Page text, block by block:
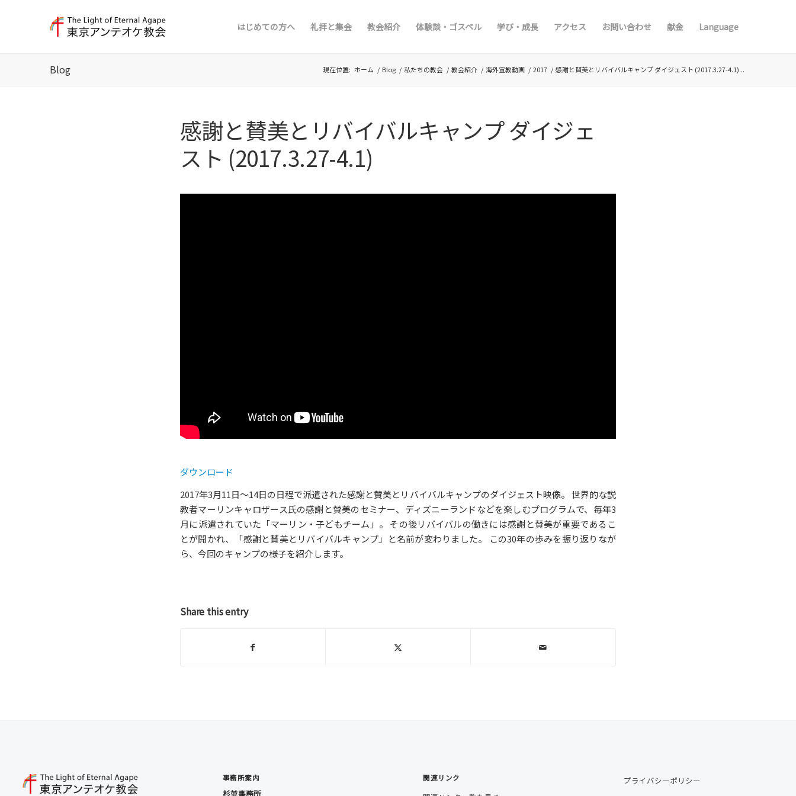
はじめての方へ 礼拝と集会 教会紹介 体験談・ゴスペル 学び・成長 アクセス お問い合わせ 献金 Language
Blog 現在位置: ホーム / Blog / 私たちの教会 / 教会紹介 / 海外宣教動画 / 2017 / 感謝と賛美とリバイバルキャンプ ダイジェスト (2017.3.27-4.1)...
感謝と賛美とリバイバルキャンプ ダイジェ
スト (2017.3.27-4.1)
ダウンロード
2017年3月11日～14日の日程で派遣された感謝と賛美とリバイバルキャンプのダイジェスト映像。 世界的な説
教者マーリンキャロザース氏の感謝と賛美のセミナー、ディズニーランドなどを楽しむプログラムで、毎年3
月に派遣されていた「マーリン・子どもチーム」。 その後リバイバルの働きには感謝と賛美が重要であるこ
とが開かれ、「感謝と賛美とリバイバルキャンプ」と名前が変わりました。 この30年の歩みを振り返りなが
ら、今回のキャンプの様子を紹介します。
Share this entry
事務所案内
杉並事務所
関連リンク
プライバシーポリシー